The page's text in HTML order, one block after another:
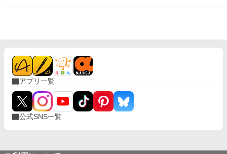
アプリ一覧
公式SNS一覧